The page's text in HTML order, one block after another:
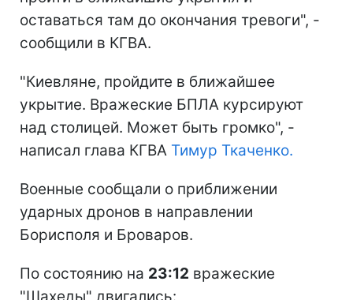
оставаться там до окончания тревоги", -
сообщили в КГВА.
"Киевляне, пройдите в ближайшее
укрытие. Вражеские БПЛА курсируют
над столицей. Может быть громко", -
написал глава КГВА Тимур Ткаченко.
Военные сообщали о приближении
ударных дронов в направлении
Борисполя и Броваров.
По состоянию на 23:12 вражеские
"Шахеды" двигались: